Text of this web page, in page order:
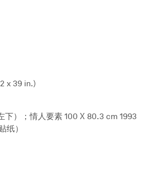
x 39 in.)
下）；情人要素 100 X 80.3 cm 1993
纸）